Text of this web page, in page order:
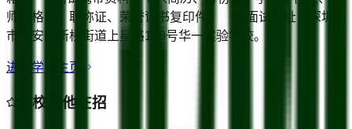
师资格证、职称证、荣誉证书复印件; 5.面试地址：深圳
市宝安区新桥街道上星路160号华一实验学校。
进入学校主页
该校其他在招